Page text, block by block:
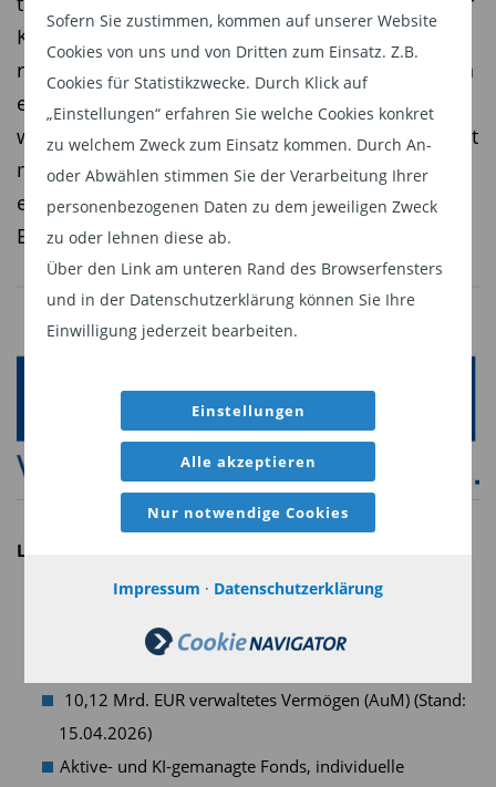
Sofern Sie zustimmen, kommen auf unserer Website
Cookies von uns und von Dritten zum Einsatz. Z.B.
Cookies für Statistikzwecke. Durch Klick auf
„Einstellungen“ erfahren Sie welche Cookies konkret
zu welchem Zweck zum Einsatz kommen. Durch An-
oder Abwählen stimmen Sie der Verarbeitung Ihrer
personenbezogenen Daten zu dem jeweiligen Zweck
zu oder lehnen diese ab.
Über den Link am unteren Rand des Browserfensters
und in der Datenschutzerklärung können Sie Ihre
Einwilligung jederzeit bearbeiten.
Einstellungen
Alle akzeptieren
Nur notwendige Cookies
Impressum · Datenschutzerklärung
KI-gestützten Portfoliosteuerung eine
risikoadjustierte Outperformance gegenüber den
europäischen Aktienmärkten zu erzielen. Damit
wird von der LAIQON-Gruppe in Zusammenarbeit
mit Amundi ein neuer Standard gesetzt, was
einen signifikanten Innovationsschritt auf dem
ETF-Markt markiert.
LAIQON AG
Premium Wealth Spezialist
Gegründet 1995 in Deutschland
10,12 Mrd. EUR verwaltetes Vermögen (AuM) (Stand:
15.04.2026)
Aktive- und KI-gemanagte Fonds, individuelle